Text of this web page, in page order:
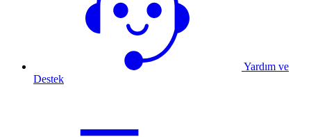
Yardım ve
Destek